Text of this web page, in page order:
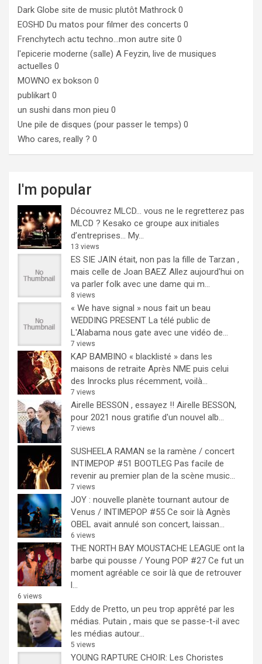
Dark Globe site de music plutôt Mathrock 0
EOSHD Du matos pour filmer des concerts 0
Frenchytech actu techno…mon autre site 0
l'epicerie moderne (salle) A Feyzin, live de musiques
actuelles 0
MOWNO ex bokson 0
publikart 0
un sushi dans mon pieu 0
Une pile de disques (pour passer le temps) 0
Who cares, really ? 0
I'm popular
Découvrez MLCD… vous ne le regretterez pas
MLCD ? Kesako ce groupe aux initiales
d’entreprises… My...
13 views
ES SIE JAIN était, non pas la fille de Tarzan ,
mais celle de Joan BAEZ Allez aujourd'hui on
va parler folk avec une dame qui m...
8 views
« We have signal » nous fait un beau
WEDDING PRESENT La télé public de
L'Alabama nous gate avec une vidéo de...
7 views
KAP BAMBINO « blacklisté » dans les
maisons de retraite Après NME puis celui
des Inrocks plus récemment, voilà...
7 views
Airelle BESSON , essayez !! Airelle BESSON,
pour 2021 nous gratifie d'un nouvel alb...
7 views
SUSHEELA RAMAN se la ramène / concert
INTIMEPOP #51 BOOTLEG Pas facile de
revenir au premier plan de la scène music...
7 views
JOY : nouvelle planète tournant autour de
Venus / INTIMEPOP #55 Ce soir là Agnès
OBEL avait annulé son concert, laissan...
6 views
THE NORTH BAY MOUSTACHE LEAGUE ont la
barbe qui pousse / Young POP #27 Ce fut un
moment agréable ce soir là que de retrouver
l...
6 views
Eddy de Pretto, un peu trop apprêté par les
médias. Putain , mais que se passe-t-il avec
les médias autour...
5 views
YOUNG RAPTURE CHOIR: Les Choristes